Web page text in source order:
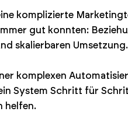
komplizierte
gut konnten:
skalierbaren Umsetzung.
komplexen
System Schritt für
helfen.